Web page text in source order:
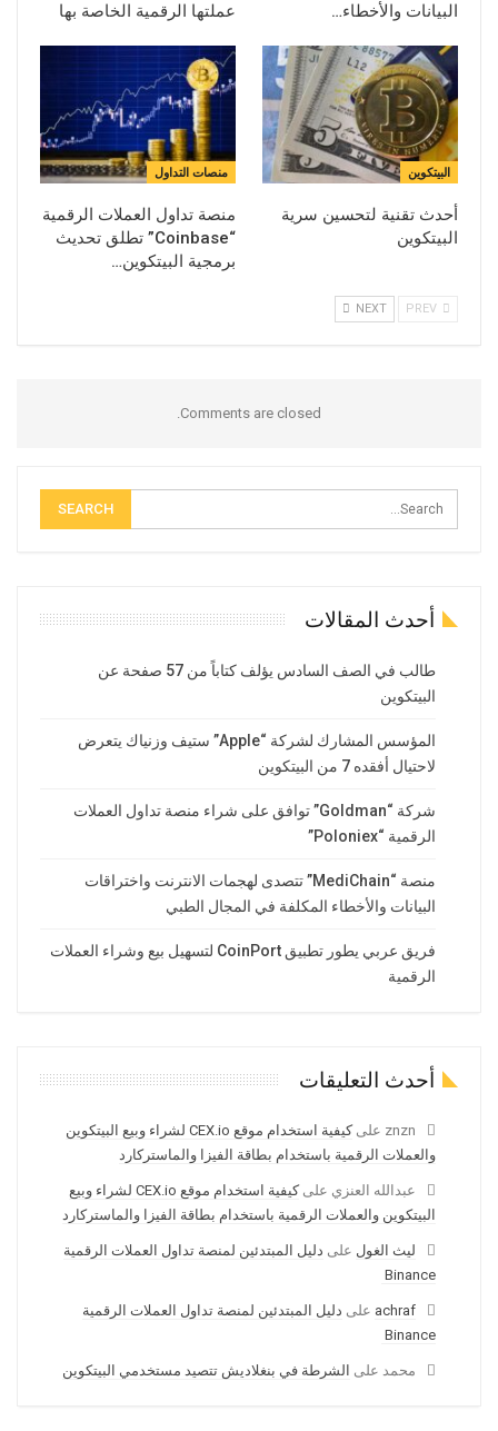
البيانات والأخطاء…
عملتها الرقمية الخاصة بها
البيتكوين
أحدث تقنية لتحسين سرية
البيتكوين
منصات التداول
منصة تداول العملات الرقمية
“Coinbase” تطلق تحديث
برمجية البيتكوين…
NEXT
Comments are closed.
أحدث المقالات
طالب في الصف السادس يؤلف كتاباً من 57 صفحة عن
البيتكوين
المؤسس المشارك لشركة “Apple” ستيف وزنياك يتعرض
لاحتيال أفقده 7 من البيتكوين
شركة “Goldman” توافق على شراء منصة تداول العملات
الرقمية “Poloniex”
منصة “MediChain” تتصدى لهجمات الانترنت واختراقات
البيانات والأخطاء المكلفة في المجال الطبي
فريق عربي يطور تطبيق CoinPort لتسهيل بيع وشراء العملات
الرقمية
أحدث التعليقات
znzn على
كيفية استخدام موقع CEX.io لشراء وبيع البيتكوين
والعملات الرقمية باستخدام بطاقة الفيزا والماستركارد
عبدالله العنزي على
كيفية استخدام موقع CEX.io لشراء وبيع
البيتكوين والعملات الرقمية باستخدام بطاقة الفيزا والماستركارد
ليث الغول على دليل المبتدئين لمنصة تداول العملات الرقمية
Binance
achraf على دليل المبتدئين لمنصة تداول العملات الرقمية
Binance
محمد على الشرطة في بنغلاديش تتصيد مستخدمي البيتكوين